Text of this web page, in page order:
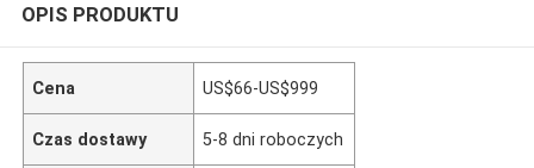
OPIS PRODUKTU
Cena US$66-US$999
Czas dostawy 5-8 dni roboczych